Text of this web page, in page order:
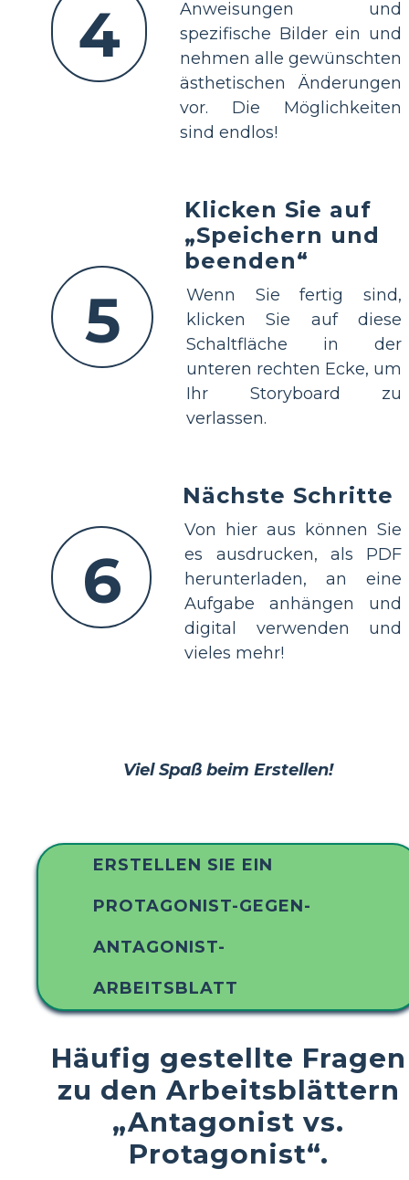
4
Anweisungen und
spezifische Bilder ein und
nehmen alle gewünschten
ästhetischen Änderungen
vor. Die Möglichkeiten
sind endlos!
5
Klicken Sie auf
„Speichern und
beenden“
Wenn Sie fertig sind,
klicken Sie auf diese
Schaltfläche in der
unteren rechten Ecke, um
Ihr Storyboard zu
verlassen.
6
Nächste Schritte
Von hier aus können Sie
es ausdrucken, als PDF
herunterladen, an eine
Aufgabe anhängen und
digital verwenden und
vieles mehr!
Viel Spaß beim Erstellen!
ERSTELLEN SIE EIN
PROTAGONIST-GEGEN-
ANTAGONIST-
ARBEITSBLATT
Häufig gestellte Fragen
zu den Arbeitsblättern
„Antagonist vs.
Protagonist“.